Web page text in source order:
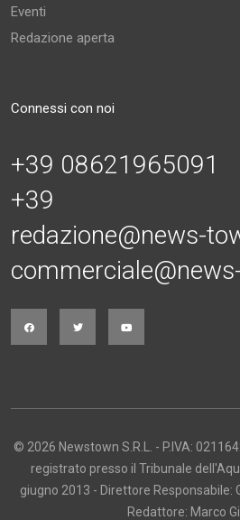
Eventi
Redazione aperta
Connessi con noi
+39 08621965091
+39
redazione@news-
© 2026 Newstown S.R.L. - P.IVA:
registrato presso il Tribunale
giugno 2013 - Direttore Responsabile:
Redattore: Marco